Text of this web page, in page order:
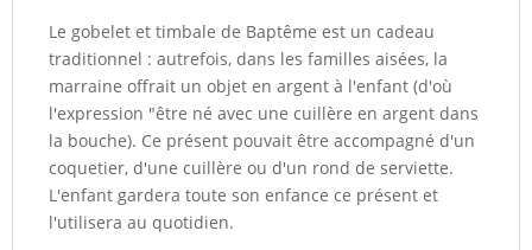
Le gobelet et timbale de Baptême est un cadeau
traditionnel : autrefois, dans les familles aisées, la
marraine offrait un objet en argent à l'enfant (d'où
l'expression "être né avec une cuillère en argent dans
la bouche). Ce présent pouvait être accompagné d'un
coquetier, d'une cuillère ou d'un rond de serviette.
L'enfant gardera toute son enfance ce présent et
l'utilisera au quotidien.